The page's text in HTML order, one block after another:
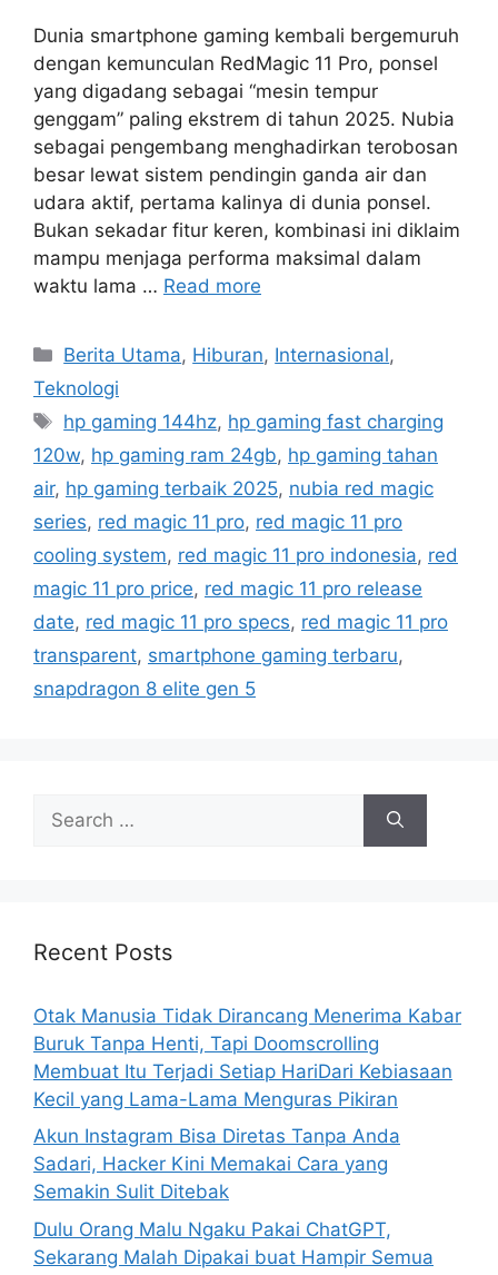
Dunia smartphone gaming kembali bergemuruh
dengan kemunculan RedMagic 11 Pro, ponsel
yang digadang sebagai “mesin tempur
genggam” paling ekstrem di tahun 2025. Nubia
sebagai pengembang menghadirkan terobosan
besar lewat sistem pendingin ganda air dan
udara aktif, pertama kalinya di dunia ponsel.
Bukan sekadar fitur keren, kombinasi ini diklaim
mampu menjaga performa maksimal dalam
waktu lama … Read more
C
e
g
o
r
i
s
Berita Utama, Hiburan, Internasional,
Teknologi
T
a
s
hp gaming 144hz, hp gaming fast charging
120w, hp gaming ram 24gb, hp gaming tahan
air, hp gaming terbaik 2025, nubia red magic
series, red magic 11 pro, red magic 11 pro
cooling system, red magic 11 pro indonesia, red
magic 11 pro price, red magic 11 pro release
date, red magic 11 pro specs, red magic 11 pro
transparent, smartphone gaming terbaru,
snapdragon 8 elite gen 5
h
r
:
Recent Posts
Otak Manusia Tidak Dirancang Menerima Kabar
Buruk Tanpa Henti, Tapi Doomscrolling
Membuat Itu Terjadi Setiap HariDari Kebiasaan
Kecil yang Lama-Lama Menguras Pikiran
Akun Instagram Bisa Diretas Tanpa Anda
Sadari, Hacker Kini Memakai Cara yang
Semakin Sulit Ditebak
Dulu Orang Malu Ngaku Pakai ChatGPT,
Sekarang Malah Dipakai buat Hampir Semua